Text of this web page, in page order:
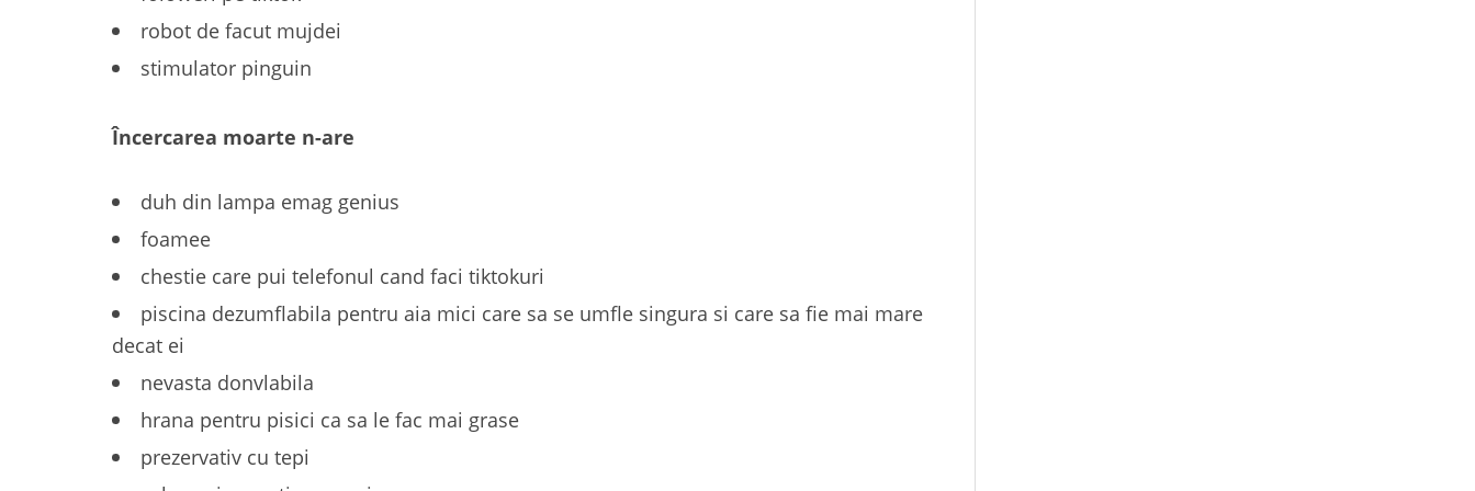
robot de facut mujdei
stimulator pinguin
Încercarea moarte n-are
duh din lampa emag genius
foamee
chestie care pui telefonul cand faci tiktokuri
piscina dezumflabila pentru aia mici care sa se umfle singura si care sa fie mai mare
decat ei
nevasta donvlabila
hrana pentru pisici ca sa le fac mai grase
prezervativ cu tepi